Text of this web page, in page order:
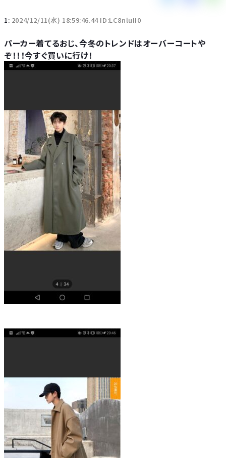
1: 2024/12/11(水) 18:59:46.44 ID:LC8nluII0
パーカー着てるおじ、今冬のトレンドはオーバーコートや
ぞ！！！今すぐ買いに行け！